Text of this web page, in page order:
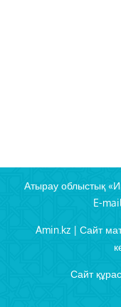
Атырау облыстық
E-
Amin.kz | Сайт
Сайт